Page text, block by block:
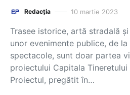
Redacția 10 martie 2023
Trasee istorice, artă stradală
unor evenimente publice, de
spectacole, sunt doar partea
proiectului Capitala
Proiectul, pregătit în…